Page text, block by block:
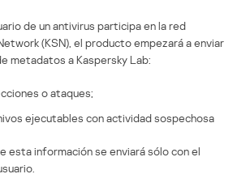
de un antivirus participa en la red
(KSN), el producto empezará a enviar
metadatos a Kaspersky Lab:
o ataques;
ejecutables con actividad sospechosa
esta información se enviará sólo con el